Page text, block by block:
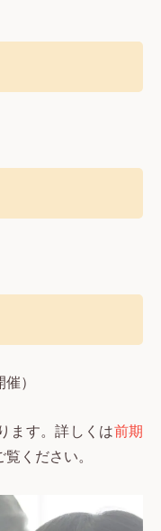
）
ます。詳しくは前期
覧ください。